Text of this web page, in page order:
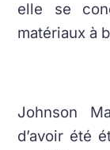
elle se
matériaux à
Johnson
d’avoir été